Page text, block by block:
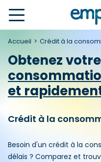
Accueil Crédit à la
Obtenez
et
Crédit à la
Besoin d'un crédit à la
délais ? Comparez et